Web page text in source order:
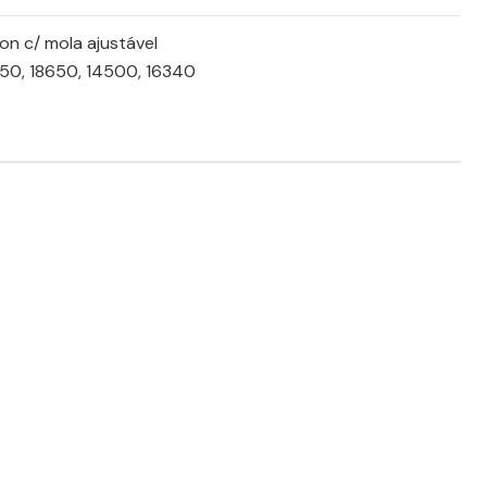
c/ mola ajustável
18650, 14500, 16340